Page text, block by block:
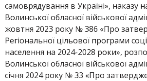
самоврядування в Україні», наказу
Волинської обласної військової
жовтня 2023 року № 386 «Про
Регіональної цільової програми
населення на 2024-2028 роки»,
Волинської обласної військової
січня 2024 року № 33 «Про